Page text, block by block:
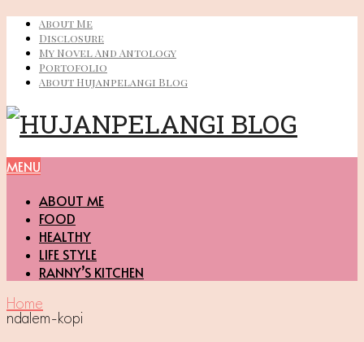
About Me
Disclosure
My Novel And Antology
Portofolio
About Hujanpelangi Blog
MENU
ABOUT ME
FOOD
HEALTHY
LIFE STYLE
RANNY’S KITCHEN
Home
ndalem-kopi